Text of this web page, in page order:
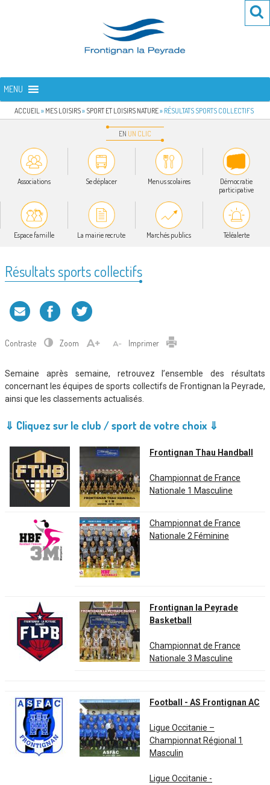
FRONTIGNAN LA PEYRADE
MENU
ACCUEIL » MES LOISIRS» SPORT ET LOISIRS NATURE» RÉSULTATS SPORTS COLLECTIFS
EN UN CLIC
Associations Se déplacer Menus scolaires
Démocratie
participative
Espace famille La mairie recrute Marchés publics Téléalerte
Résultats sports collectifs
Contraste Zoom Imprimer
Semaine après semaine, retrouvez l’ensemble des résultats
concernant les équipes de sports collectifs de Frontignan la Peyrade,
ainsi que les classements actualisés.
⇓ Cliquez sur le club / sport de votre choix ⇓
Frontignan Thau Handball
Championnat de France
Nationale 1 Masculine
Championnat de France
Nationale 2 Féminine
Frontignan la Peyrade
Basketball
Championnat de France
Nationale 3 Masculine
Football - AS Frontignan AC
Ligue Occitanie –
Championnat Régional 1
Masculin
Ligue Occitanie -